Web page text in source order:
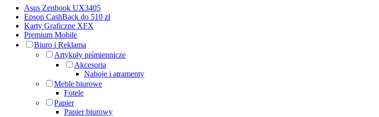
Asus Zenbook UX3405
Epson CashBack do 510 zł
Karty Graficzne XFX
Premium Mobile
Biuro i Reklama
Artykuły piśmiennicze
Akcesoria
Naboje i atramenty
Meble biurowe
Fotele
Papier
Papier biurowy